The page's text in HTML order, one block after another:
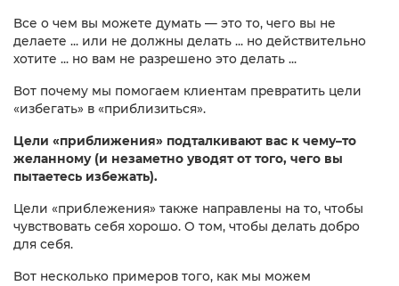
Все о чем вы можете думать — это то, чего вы не
делаете ... или не должны делать ... но действительно
хотите ... но вам не разрешено это делать ...
Вот почему мы помогаем клиентам превратить цели
«избегать» в «приблизиться».
Цели «приближения» подталкивают вас к чему–то
желанному (и незаметно уводят от того, чего вы
пытаетесь избежать).
Цели «приблежения» также направлены на то, чтобы
чувствовать себя хорошо. О том, чтобы делать добро
для себя.
Вот несколько примеров того, как мы можем